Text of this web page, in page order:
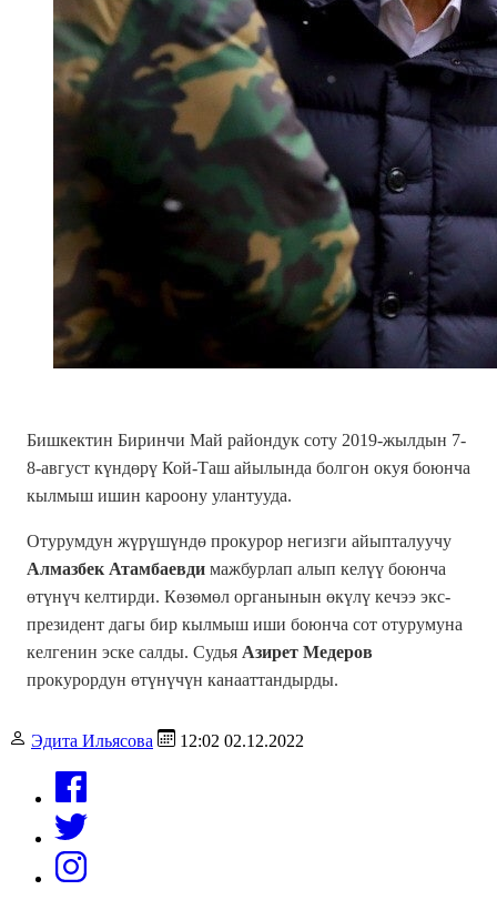
Бишкектин Биринчи Май райондук соту 2019-жылдын 7-
8-август күндөрү Кой-Таш айылында болгон окуя боюнча
кылмыш ишин кароону улантууда.
Отурумдун жүрүшүндө прокурор негизги айыпталуучу
Алмазбек Атамбаевди мажбурлап алып келүү боюнча
өтүнүч келтирди. Көзөмөл органынын өкүлү кечээ экс-
президент дагы бир кылмыш иши боюнча сот отурумуна
келгенин эске салды. Судья Азирет Медеров
прокурордун өтүнүчүн канааттандырды.
Эдита Ильясова 12:02 02.12.2022